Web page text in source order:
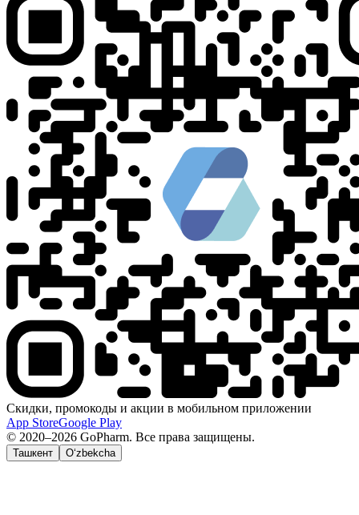
Скидки, промокоды и акции в мобильном приложении
App StoreGoogle Play
© 2020–2026 GoPharm. Все права защищены.
Ташкент O‘zbekcha